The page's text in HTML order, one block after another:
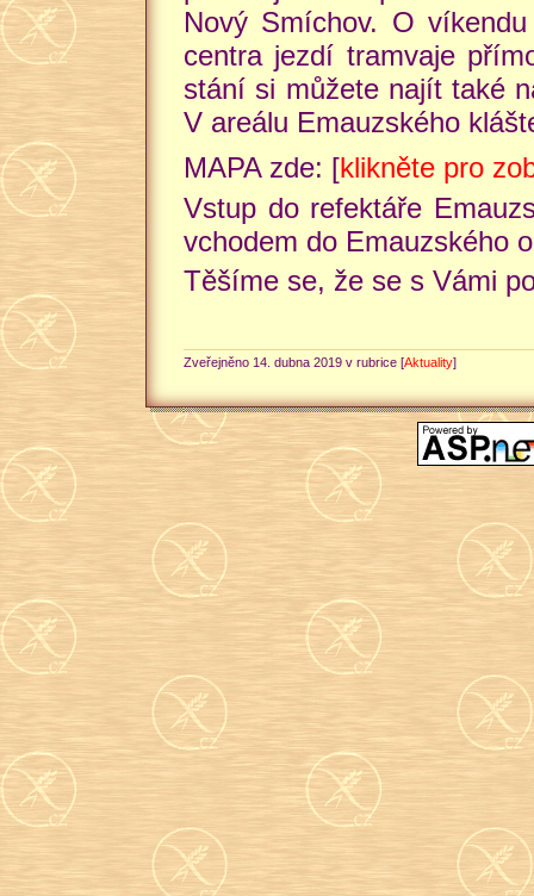
Nový Smíchov. O
centra jezdí tramvaje
stání si můžete najít také
V areálu Emauzského
MAPA zde: [klikněte pro
Vstup do refektáře
vchodem do Emauzského
Těšíme se, že se s Vámi
Zveřejněno 14. dubna 2019 v rubrice [Aktuality]